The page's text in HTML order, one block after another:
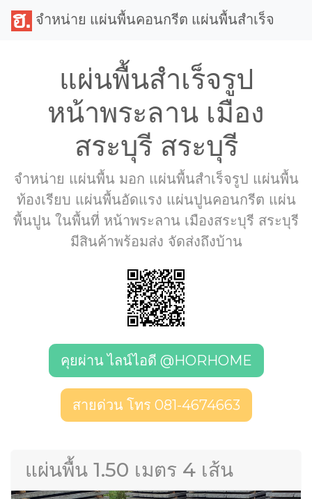
จำหน่าย แผ่นพื้นคอนกรีต แผ่นพื้นสำเร็จ
แผ่นพื้นสำเร็จรูป
หน้าพระลาน เมือง
สระบุรี สระบุรี
จำหน่าย แผ่นพื้น มอก แผ่นพื้นสำเร็จรูป แผ่นพื้น
ท้องเรียบ แผ่นพื้นอัดแรง แผ่นปูนคอนกรีต แผ่น
พื้นปูน ในพื้นที่ หน้าพระลาน เมืองสระบุรี สระบุรี
มีสินค้าพร้อมส่ง จัดส่งถึงบ้าน
คุยผ่าน ไลน์ไอดี @HORHOME
สายด่วน โทร 081-4674663
แผ่นพื้น 1.50 เมตร 4 เส้น